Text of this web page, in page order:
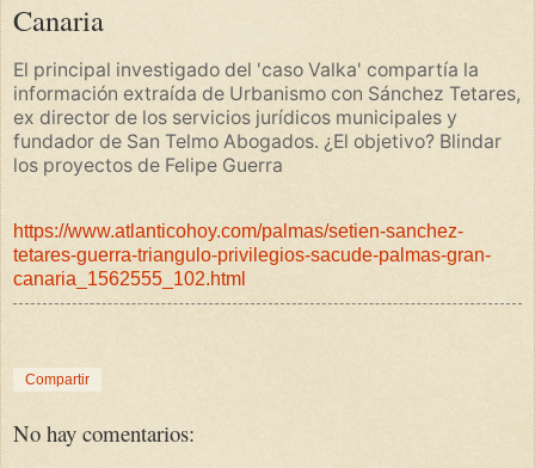
Canaria
El principal investigado del 'caso Valka' compartía la
información extraída de Urbanismo con Sánchez Tetares,
ex director de los servicios jurídicos municipales y
fundador de San Telmo Abogados. ¿El objetivo? Blindar
los proyectos de Felipe Guerra
https://www.atlanticohoy.com/palmas/setien-sanchez-
tetares-guerra-triangulo-privilegios-sacude-palmas-gran-
canaria_1562555_102.html
Compartir
No hay comentarios: